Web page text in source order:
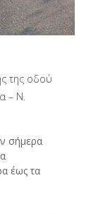
της οδού
– Ν.
σήμερα
έως τα